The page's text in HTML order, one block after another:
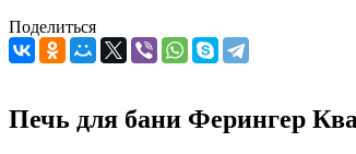
Поделиться
Печь для бани Ферингер